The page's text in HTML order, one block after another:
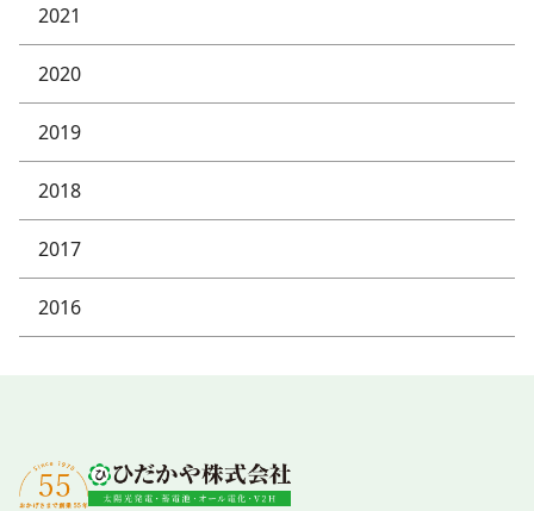
2021
2020
2019
2018
2017
2016